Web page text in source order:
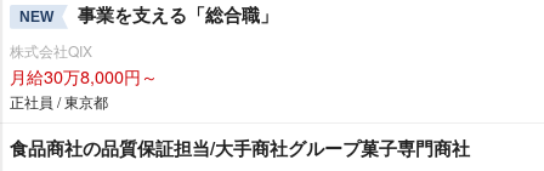
NEW 事業を支える「総合職」
株式会社QIX
月給30万8,000円～
正社員 / 東京都
食品商社の品質保証担当/大手商社グループ菓子専門商社